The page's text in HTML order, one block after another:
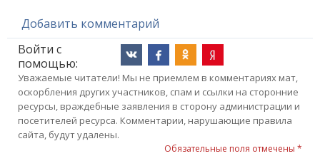
Добавить комментарий
Войти с
помощью:
Уважаемые читатели! Мы не приемлем в комментариях мат,
оскорбления других участников, спам и ссылки на сторонние
ресурсы, враждебные заявления в сторону администрации и
посетителей ресурса. Комментарии, нарушающие правила
сайта, будут удалены.
Обязательные поля отмечены *